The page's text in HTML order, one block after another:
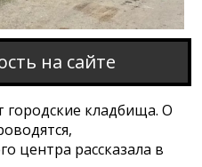
на сайте
городские кладбища. О
центра рассказала в